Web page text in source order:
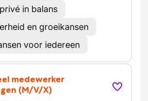
in balans
en groeikansen
voor iedereen
(M/V/X)